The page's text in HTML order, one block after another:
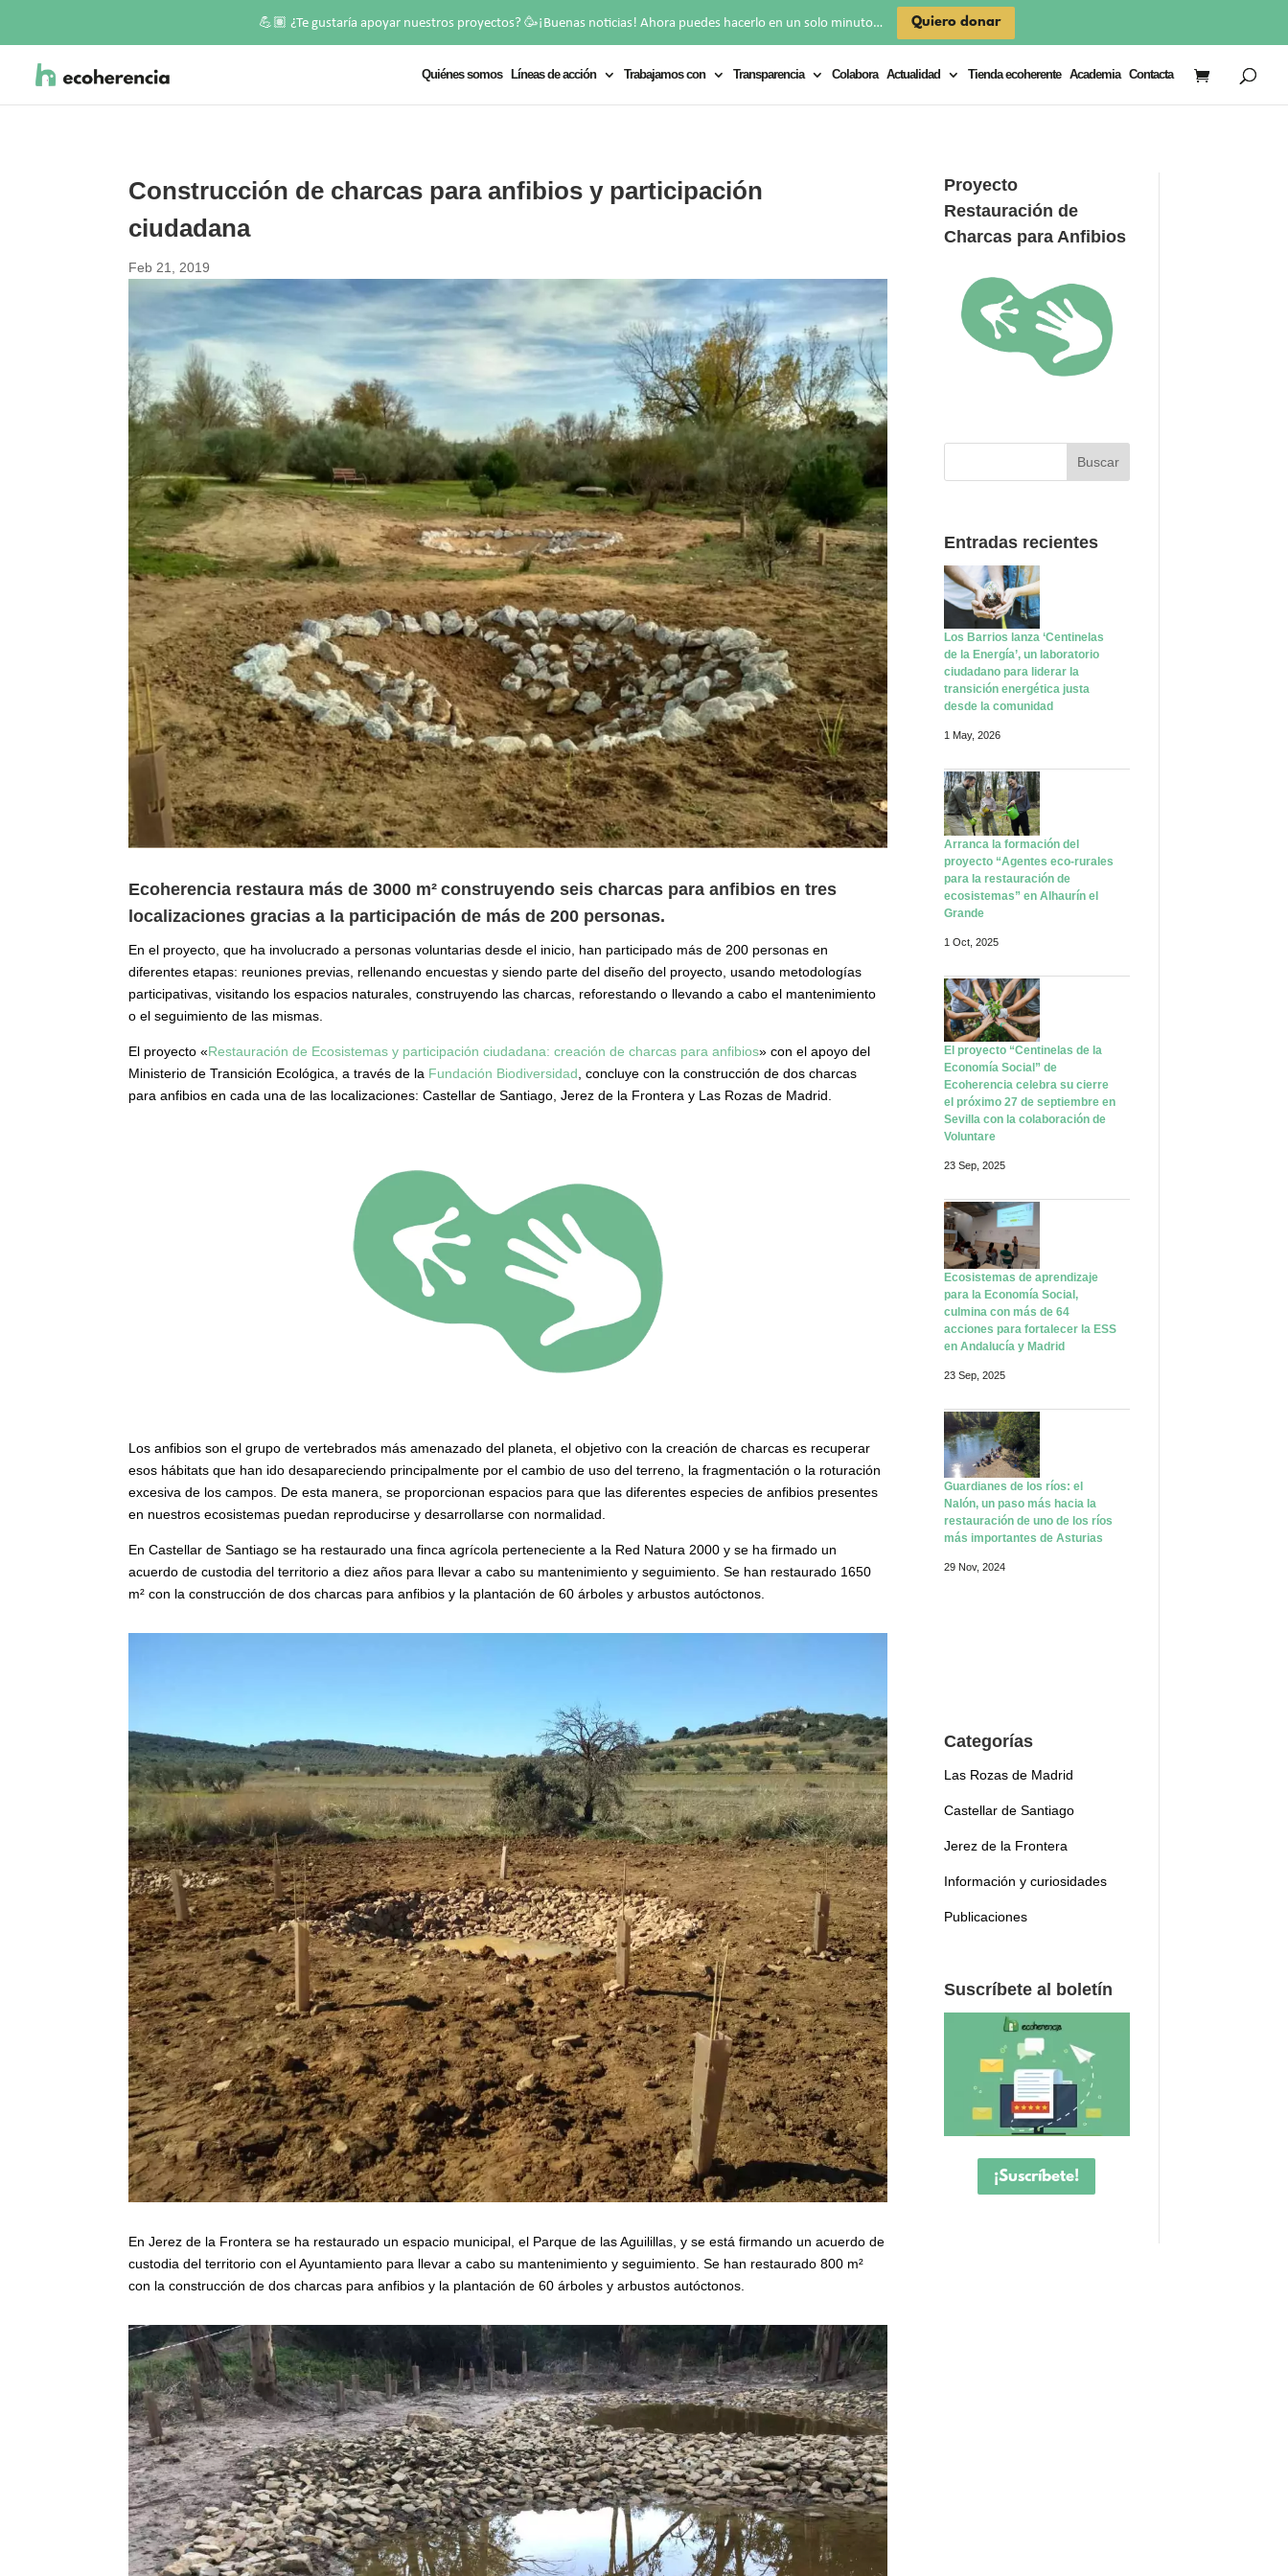
Quiénes somos Líneas de acción Trabajamos con Transparencia Colabora Actualidad Tienda ecoherente Academia Contacta
Construcción de charcas para anfibios y participación
ciudadana
Feb 21, 2019
Ecoherencia restaura más de 3000 m² construyendo seis charcas para anfibios en tres
localizaciones gracias a la participación de más de 200 personas.
En el proyecto, que ha involucrado a personas voluntarias desde el inicio, han participado más de 200 personas en
diferentes etapas: reuniones previas, rellenando encuestas y siendo parte del diseño del proyecto, usando metodologías
participativas, visitando los espacios naturales, construyendo las charcas, reforestando o llevando a cabo el mantenimiento
o el seguimiento de las mismas.
El proyecto « Restauración de Ecosistemas y participación ciudadana: creación de charcas para anfibios » con el apoyo del
Ministerio de Transición Ecológica, a través de la Fundación Biodiversidad, concluye con la construcción de dos charcas
para anfibios en cada una de las localizaciones: Castellar de Santiago, Jerez de la Frontera y Las Rozas de Madrid.
Los anfibios son el grupo de vertebrados más amenazado del planeta, el objetivo con la creación de charcas es recuperar
esos hábitats que han ido desapareciendo principalmente por el cambio de uso del terreno, la fragmentación o la roturación
excesiva de los campos. De esta manera, se proporcionan espacios para que las diferentes especies de anfibios presentes
en nuestros ecosistemas puedan reproducirse y desarrollarse con normalidad.
En Castellar de Santiago se ha restaurado una finca agrícola perteneciente a la Red Natura 2000 y se ha firmado un
acuerdo de custodia del territorio a diez años para llevar a cabo su mantenimiento y seguimiento. Se han restaurado 1650
m²
con la construcción de dos charcas para anfibios y la plantación de 60 árboles y arbustos autóctonos.
En Jerez de la Frontera se ha restaurado un espacio municipal, el Parque de las Aguilillas, y se está firmando un acuerdo de
custodia del territorio con el Ayuntamiento para llevar a cabo su mantenimiento y seguimiento. Se han restaurado 800 m²
con la construcción de dos charcas para anfibios y la plantación de 60 árboles y arbustos autóctonos.
Proyecto
Restauración de
Charcas para Anfibios
Entradas recientes
Los Barrios lanza ‘Centinelas
de la Energía’, un laboratorio
ciudadano para liderar la
transición energética justa
Arranca la formación del
proyecto “Agentes eco-rurales
para la restauración de
ecosistemas” en Alhaurín el
El proyecto “Centinelas de la
Economía Social” de
Ecoherencia celebra su cierre
el próximo 27 de septiembre en
Sevilla con la colaboración de
Ecosistemas de aprendizaje
para la Economía Social,
culmina con más de 64
acciones para fortalecer la ESS
en Andalucía y Madrid
23 Sep, 2025
Guardianes de los ríos: el
Nalón, un paso más hacia la
restauración de uno de los ríos
más importantes de Asturias
Categorías
Castellar de Santiago
Información y curiosidades
Suscríbete al boletín
¡Suscríbete!
💪🏽 ¿Te gustaría apoyar nuestros proyectos? 🥳¡Buenas noticias! Ahora puedes hacerlo en un solo minuto… Quiero donar